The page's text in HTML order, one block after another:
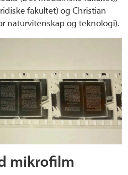
fakultet) og Christian
naturvitenskap og teknologi).
mikrofilm